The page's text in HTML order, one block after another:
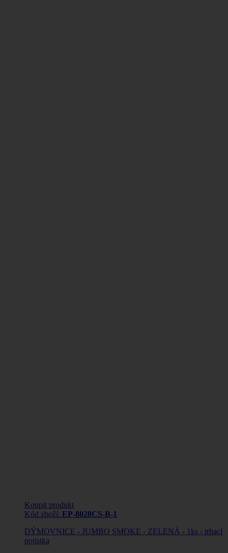
Koupit produkt
Kód zboží: EP-8028CS-B-1
DÝMOVNICE - JUMBO SMOKE - ZELENÁ - 1ks - trhací
pojistka